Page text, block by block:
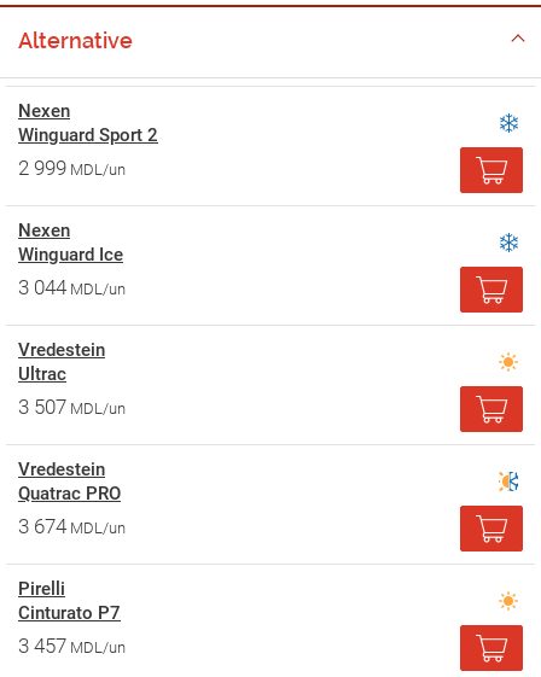
Alternative
Nexen
Winguard Sport 2
2 999 MDL/un
Nexen
Winguard Ice
3 044 MDL/un
Vredestein
Ultrac
3 507 MDL/un
Vredestein
Quatrac PRO
3 674 MDL/un
Pirelli
Cinturato P7
3 457 MDL/un